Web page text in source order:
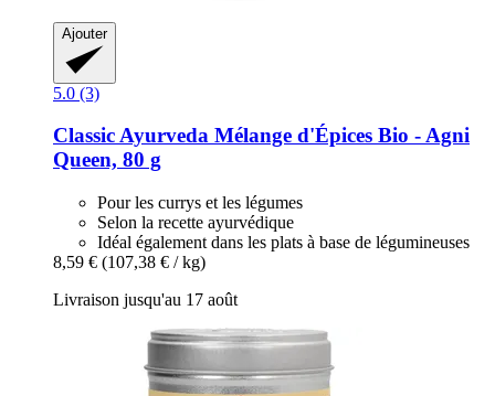
Ajouter
5.0 (3)
Classic Ayurveda Mélange d'Épices Bio -​ Agni
Queen, 80 g
Pour les currys et les légumes
Selon la recette ayurvédique
Idéal également dans les plats à base de légumineuses
8,59 € (107,38 € / kg)
Livraison jusqu'au 17 août